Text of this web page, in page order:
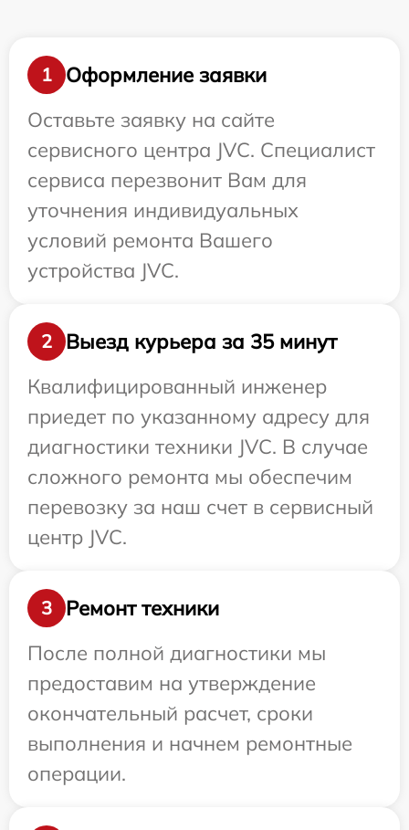
1
Оформление заявки
Оставьте заявку на сайте
сервисного центра JVC. Специалист
сервиса перезвонит Вам для
уточнения индивидуальных
условий ремонта Вашего
устройства JVC.
2
Выезд курьера за 35 минут
Квалифицированный инженер
приедет по указанному адресу для
диагностики техники JVC. В случае
сложного ремонта мы обеспечим
перевозку за наш счет в сервисный
центр JVC.
3
Ремонт техники
После полной диагностики мы
предоставим на утверждение
окончательный расчет, сроки
выполнения и начнем ремонтные
операции.